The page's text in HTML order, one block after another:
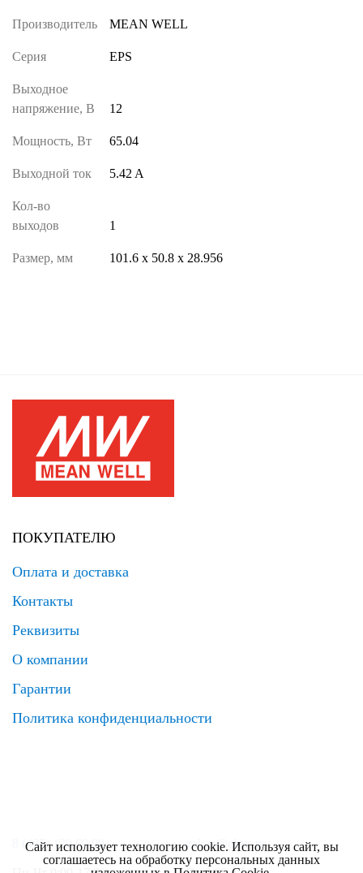
Производитель MEAN WELL
Серия EPS
Выходное
напряжение, В
12
Мощность, Вт 65.04
Выходной ток 5.42 A
Кол-во
выходов
1
Размер, мм 101.6 х 50.8 х 28.956
ПОКУПАТЕЛЮ
Оплата и доставка
Контакты
Реквизиты
О компании
Гарантии
Политика конфиденциальности
8 (495) 120 69 99 zakaz@elrus.ru
Сайт использует технологию cookie. Используя сайт, вы
соглашаетесь на обработку персональных данных